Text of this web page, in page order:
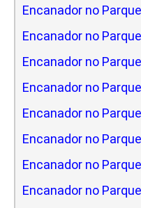
Encanador no
Encanador no
Encanador no
Encanador no
Encanador no
Encanador no
Encanador no
Encanador no